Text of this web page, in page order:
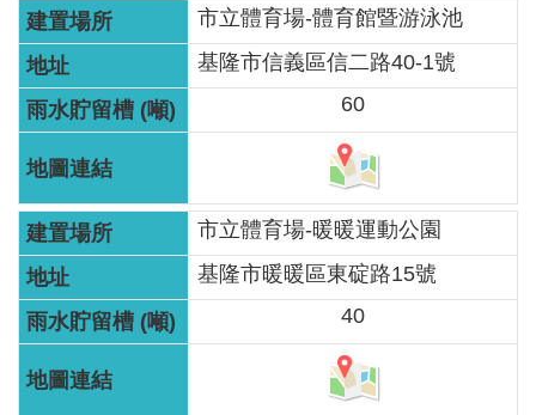
互
動
交
流
專
屬
網
站
政
市立體育場-體育館暨游泳池
基隆市信義區信二路40-1號
60
市立體育場-暖暖運動公園
基隆市暖暖區東碇路15號
40